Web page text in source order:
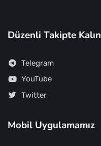
Düzenli Takipte Kalın
Telegram
YouTube
Twitter
Mobil Uygulamamız